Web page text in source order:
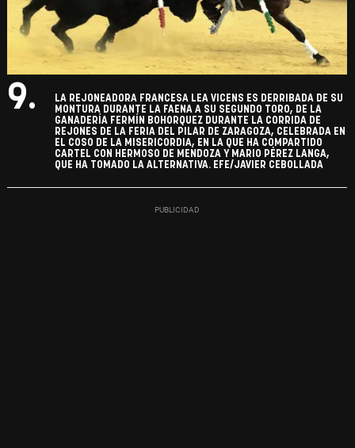
9.
LA REJONEADORA FRANCESA LEA VICENS ES DERRIBADA DE SU
MONTURA DURANTE LA FAENA A SU SEGUNDO TORO, DE LA
GANADERÍA FERMÍN BOHORQUEZ DURANTE LA CORRIDA DE
REJONES DE LA FERIA DEL PILAR DE ZARAGOZA, CELEBRADA EN
EL COSO DE LA MISERICORDIA, EN LA QUE HA COMPARTIDO
CARTEL CON HERMOSO DE MENDOZA Y MARIO PÉREZ LANGA,
QUE HA TOMADO LA ALTERNATIVA. EFE/JAVIER CEBOLLADA